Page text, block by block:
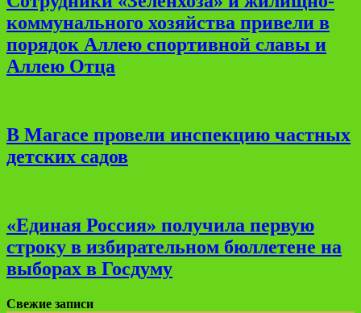
коммунального хозяйства привели в
порядок Аллею спортивной славы и
Аллею Отца
В Магасе провели инспекцию частных
детских садов
«Единая Россия» получила первую
строку в избирательном бюллетене на
выборах в Госдуму
Свежие записи